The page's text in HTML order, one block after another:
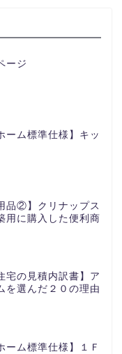
ージ
ーム標準仕様】キッ
品②】クリナップス
用に購入した便利商
宅の見積内訳書】ア
を選んだ２０の理由
ーム標準仕様】１Ｆ